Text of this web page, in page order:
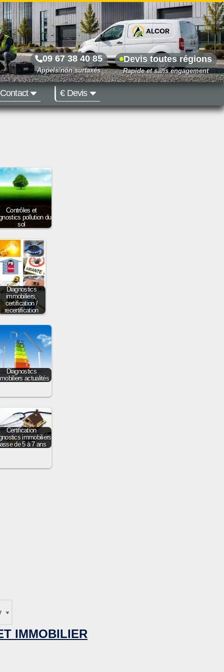
09 67 38 40 85 Devis toutes régions
€ Devis
Contrôles et
pollution du
sol
Diagnostics
immobiliers,
certification /
recertification
Diagnostics
actualités
Certification
immobiliers
de 5 à 7 ans
IMMOBILIER